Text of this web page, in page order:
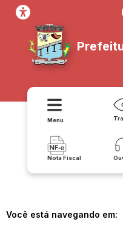
Menu
Nota Fiscal
Você está navegando em: